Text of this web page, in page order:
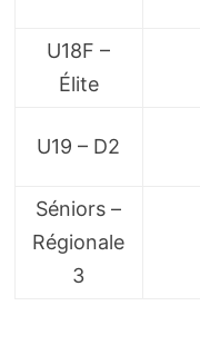
U18F –
Élite
U19 – D2
Séniors –
Régionale
3